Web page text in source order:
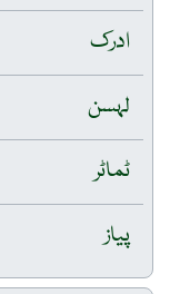
ادرک
لہسن
ٹماٹر
پیاز